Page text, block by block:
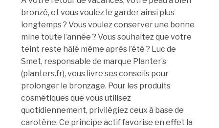
bronzé, et vous voulez le garder ainsi plus
longtemps ? Vous voulez conserver une bonne
mine toute l’année ? Vous souhaitez que votre
teint reste hâlé même après l’été ? Luc de
Smet, responsable de marque Planter’s
(planters.fr), vous livre ses conseils pour
prolonger le bronzage. Pour les produits
cosmétiques que vous utilisez
quotidiennement, privilégiez ceux à base de
carotène. Ce principe actif favorise en effet la